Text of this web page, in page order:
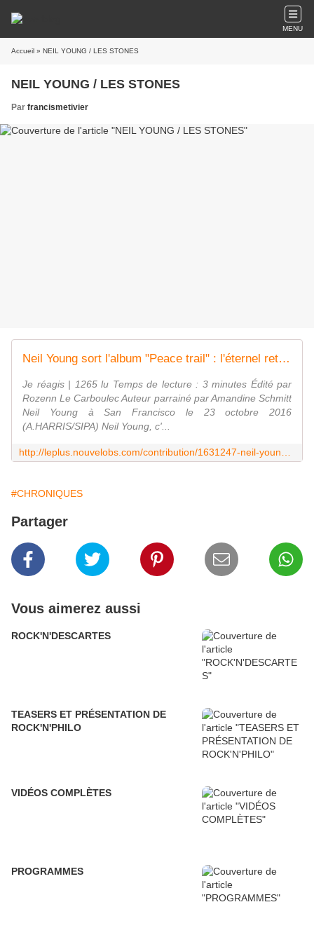
MENU
Accueil » NEIL YOUNG / LES STONES
NEIL YOUNG / LES STONES
Par francismetivier
Neil Young sort l'album "Peace trail" : l'éternel retour du neuf
Je réagis | 1265 lu Temps de lecture : 3 minutes Édité par
Rozenn Le Carboulec Auteur parrainé par Amandine Schmitt
Neil Young à San Francisco le 23 octobre 2016
(A.HARRIS/SIPA) Neil Young, c'...
#CHRONIQUES
Partager
Vous aimerez aussi
ROCK'N'DESCARTES
TEASERS ET PRÉSENTATION DE
ROCK'N'PHILO
VIDÉOS COMPLÈTES
PROGRAMMES